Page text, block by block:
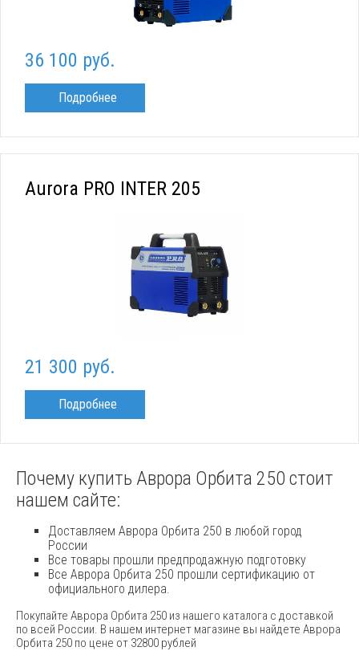
36 100 руб.
Подробнее
Aurora PRO INTER 205
21 300 руб.
Подробнее
Почему купить Аврора Орбита 250 стоит
нашем сайте:
Доставляем Аврора Орбита 250 в любой город
России
Все товары прошли предпродажную подготовку
Все Аврора Орбита 250 прошли сертификацию от
официального дилера.
Покупайте Аврора Орбита 250 из нашего каталога с доставкой
по всей России. В нашем интернет магазине вы найдете Аврора
Орбита 250 по цене от 32800 рублей